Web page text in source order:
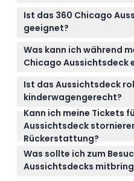
dies zum Zeitpunkt der
Sie können Ihre Tickets
dieser Website buchen,
Echtzeit-Verfügbarkeit
Ist das 360 Chicago
geeignet?
Ja, Kinder im Alter von 3
einem Kinderticket
der Erwachsenenpreis;
Jahren haben freien
Was kann ich während
Chicago Aussichtsdeck
Erwarten Sie
von Chicago und den
Ausstellungen sowie
mit Ihrem Ticket Snacks
können.
Ist das Aussichtsdeck
kinderwagengerecht?
Ja, das 360 Chicago
für Kinderwagen und
Gästen einen
ermöglichen.
Kann ich meine Tickets
Aussichtsdeck
Rückerstattung?
Tickets sind nicht
nicht storniert werden,
dass Ihre Pläne
Was sollte ich zum
Aussichtsdecks